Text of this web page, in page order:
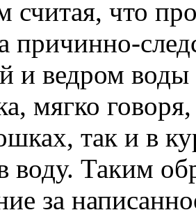
считая, что
причинно-
и ведром
мягко
так и в
воду. Таким
за